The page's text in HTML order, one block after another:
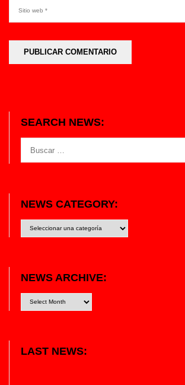
SEARCH NEWS:
NEWS CATEGORY:
category:
NEWS ARCHIVE:
LAST NEWS: